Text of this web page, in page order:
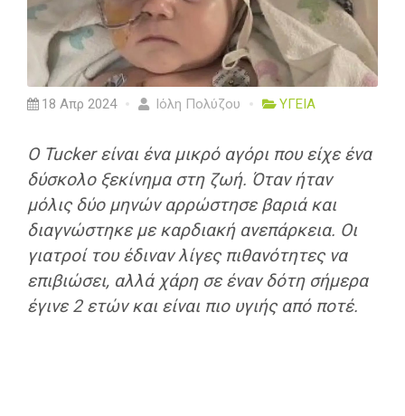
18 Απρ 2024 Ιόλη Πολύζου ΥΓΕΙΑ
O Tucker είναι ένα μικρό αγόρι που είχε ένα
δύσκολο ξεκίνημα στη ζωή. Όταν ήταν
μόλις δύο μηνών αρρώστησε βαριά και
διαγνώστηκε με καρδιακή ανεπάρκεια. Οι
γιατροί του έδιναν λίγες πιθανότητες να
επιβιώσει, αλλά χάρη σε έναν δότη σήμερα
έγινε 2 ετών και είναι πιο υγιής από ποτέ.